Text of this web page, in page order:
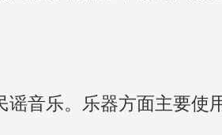
音乐。乐器方面主要